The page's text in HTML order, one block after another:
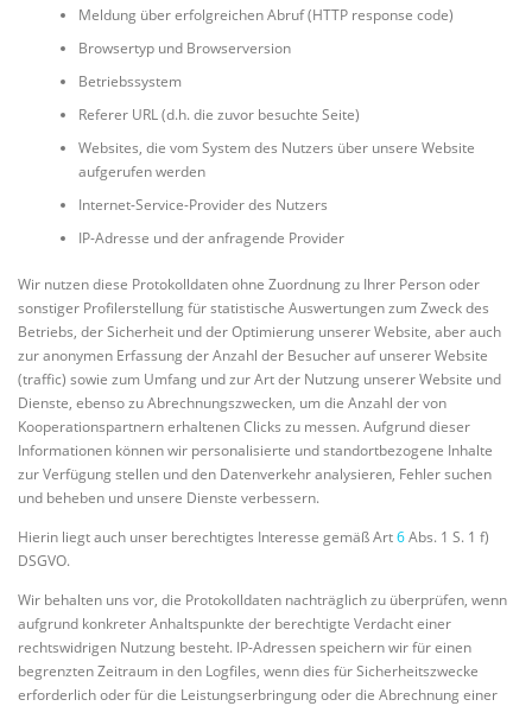
Meldung über erfolgreichen Abruf (HTTP response code)
Browsertyp und Browserversion
Betriebssystem
Referer URL (d.h. die zuvor besuchte Seite)
Websites, die vom System des Nutzers über unsere Website
aufgerufen werden
Internet-Service-Provider des Nutzers
IP-Adresse und der anfragende Provider
Wir nutzen diese Protokolldaten ohne Zuordnung zu Ihrer Person oder
sonstiger Profilerstellung für statistische Auswertungen zum Zweck des
Betriebs, der Sicherheit und der Optimierung unserer Website, aber auch
zur anonymen Erfassung der Anzahl der Besucher auf unserer Website
(traffic) sowie zum Umfang und zur Art der Nutzung unserer Website und
Dienste, ebenso zu Abrechnungszwecken, um die Anzahl der von
Kooperationspartnern erhaltenen Clicks zu messen. Aufgrund dieser
Informationen können wir personalisierte und standortbezogene Inhalte
zur Verfügung stellen und den Datenverkehr analysieren, Fehler suchen
und beheben und unsere Dienste verbessern.
Hierin liegt auch unser berechtigtes Interesse gemäß Art6Abs. 1 S. 1 f)
DSGVO.
Wir behalten uns vor, die Protokolldaten nachträglich zu überprüfen, wenn
aufgrund konkreter Anhaltspunkte der berechtigte Verdacht einer
rechtswidrigen Nutzung besteht. IP-Adressen speichern wir für einen
begrenzten Zeitraum in den Logfiles, wenn dies für Sicherheitszwecke
erforderlich oder für die Leistungserbringung oder die Abrechnung einer